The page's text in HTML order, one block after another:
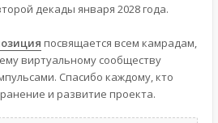
декады января 2028 года.
посвящается всем камрадам,
виртуальному сообществу
Спасибо каждому, кто
и развитие проекта.